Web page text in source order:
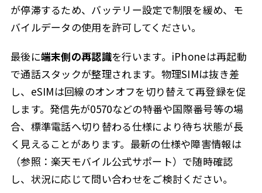
が停滞するため、バッテリー設定で制限を緩め、モ
バイルデータの使用を許可してください。
最後に端末側の再認識を行います。iPhoneは再起動
で通話スタックが整理されます。物理SIMは抜き差
し、eSIMは回線のオンオフを切り替えて再登録を促
します。発信先が0570などの特番や国際番号等の場
合、標準電話へ切り替わる仕様により待ち状態が長
く見えることがあります。最新の仕様や障害情報は
（参照：楽天モバイル公式サポート）で随時確認
し、状況に応じて問い合わせをご検討ください。